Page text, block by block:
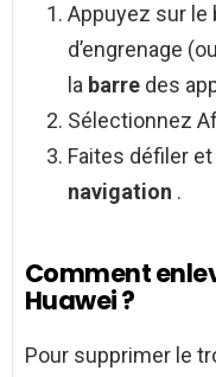
Appuyez sur le
d’engrenage
la barre des
Sélectionnez
Faites défiler
navigation .
Comment
Huawei ?
Pour supprimer le